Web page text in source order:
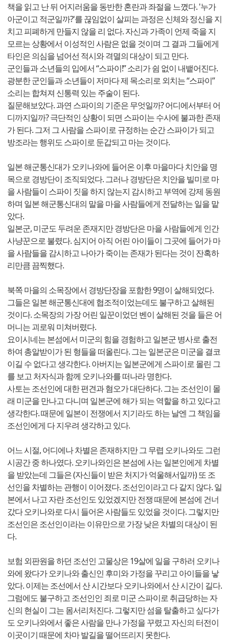
책을 읽고 난 뒤 어지러움을 동반한 혼란과 좌절을 느꼈다. '누가
아군이고 적군일까?'를 끊임없이 살피는 과정은 신체와 정신을 지
치고 피폐하게 만들지 않을 리 없다. 자신과 가족이 언제 죽을 지
모르는 상황에서 이성적인 사람은 없을 것이며 그 결과 그들에게
타인은 의심을 넘어선 적시와 격멸의 대상이 되고 만다.
군인들과 소년들의 입에서 “스파이!” 소리가 쉼 없이 내뱉어진다.
광분한 군인들과 소년들이 저마다 제 목소리로 외치는 “스파이”
소리는 합쳐져 신통력 있는 주술이 된다.
질문해보았다. 과연 스파이의 기준은 무엇일까? 어디에서부터 어
디까지일까? 극단적인 상황이 되면 스파이는 수사에 불과한 존재
가 된다. 그저 그 사람을 스파이로 규정하는 순간 스파이가 되고
방조라는 행위도 스파이로 둔갑되고 마는 것이다.
일본 해군통신대가 오키나와에 들어온 이후 마을마다 치안을 명
목으로 경방단이 조직되었다. 그러나 경방단은 치안을 빌미로 마
을 사람들이 스파이 짓을 하지 않는지 감시하고 부역에 강제 동원
하며 일본 해군통신대의 말을 마을 사람들에게 전달하는 일을 맡
았다.
일본군, 미군도 두려운 존재지만 경방단은 마을 사람들에게 인간
사냥꾼으로 불렸다. 심지어 아직 어린 아이들이 그곳에 들어가 마
을 사람들을 감시하고 나아가 죽이는 존재가 된다는 것이 잔혹하
리만큼 끔찍했다.
북쪽 마을의 소목장에서 경방단장을 포함한 9명이 살해되었다.
그들은 일본 해군통신대에 협조적이었는데도 불구하고 살해된
것이다. 소목장의 가장 어린 일꾼이었던 벤이 살해된 것을 들은 어
머니는 괴로워 미쳐버렸다.
요이시네는 본섬에서 미군의 힘을 경험하고 일본군 병사로 출전
하여 총알받이가 된 형들을 떠올린다. 그는 일본군은 미군을 결코
이길 수 없다고 생각한다. 아버지는 일본군에게 스파이로 몰린 그
를 보고 처자식과 함께 오키나와를 떠나라 명한다.
사토는 조선인에 대한 편견과 혐오가 대단하다. 그는 조선인이 몰
래 미군을 만나고 다니며 일본군에 해가 되는 역할을 하고 있다고
생각한다. 때문에 일본이 전쟁에서 지기라도 하는 날엔 그 책임을
조선인에게 다 지우려 생각하고 있다.
어느 시절, 어디에나 차별은 존재하지만 그 무렵 오키나와도 그런
시공간 중 하나였다. 오키나와인은 본섬에 사는 일본인에게 차별
을 받았는데 그들은 (자신들이 받은 처지가 억울해서일까) 또 조
선인을 차별하는 관행이 이어졌다. 조선인이라고 다 같지 않다. 일
본에서 나고 자란 조선인도 있었겠지만 전쟁 때문에 본섬에 건너
갔다 오키나와로 다시 들어온 사람들도 있었을 것이다. 그렇지만
조선인은 조선인이라는 이유만으로 가장 낮은 차별의 대상이 된
다.
보험 외판원을 하던 조선인 고물상은 19살에 일을 구하러 오키나
와에 왔다가 오키나와 출신인 후미와 가정을 꾸리고 아이들을 낳
았다. 이제는 조선에서 산 시간보다 오키나와에서 산 시간이 길다.
그럼에도 불구하고 조선인인 죄로 미군 스파이로 취급당하는 자
신의 현실이 그는 몸서리처진다. 그렇지만 섬을 탈출하고 싶다가
도 오키나와에서 좋은 사람을 만나 가정을 꾸렸고 자신의 터전이
이곳이기 때문에 차마 발길을 떨어뜨리지 못한다.